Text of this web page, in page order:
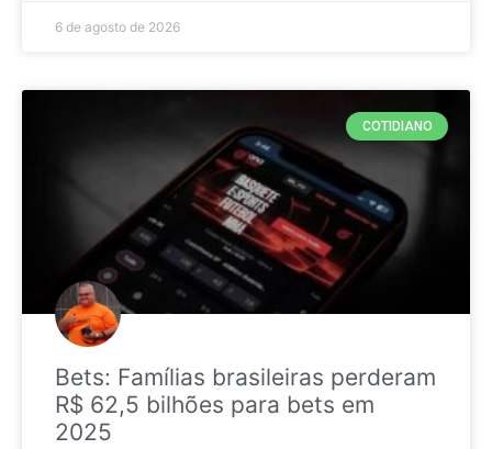
6 de agosto de 2026
COTIDIANO
Bets: Famílias brasileiras perderam
R$ 62,5 bilhões para bets em
2025